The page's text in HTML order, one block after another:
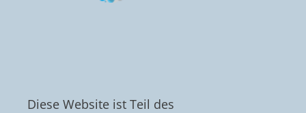
Diese Website ist Teil des